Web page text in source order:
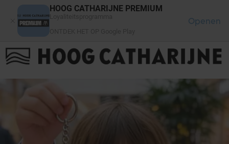
HOOG CATHARIJNE PREMIUM
Openen
FAQ
HET WINKELCENTRUM
LOG IN
Cookies beheer paneel